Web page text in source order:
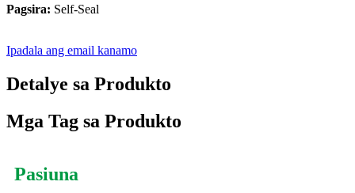
Pagsira: ‎ Self-Seal
Ipadala ang email kanamo
Detalye sa Produkto
Mga Tag sa Produkto
Pasiuna